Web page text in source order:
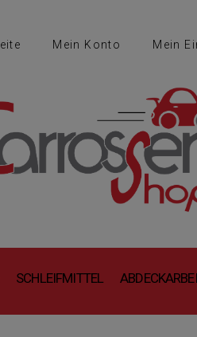
Mein Konto Mein
SCHLEIFMITTEL